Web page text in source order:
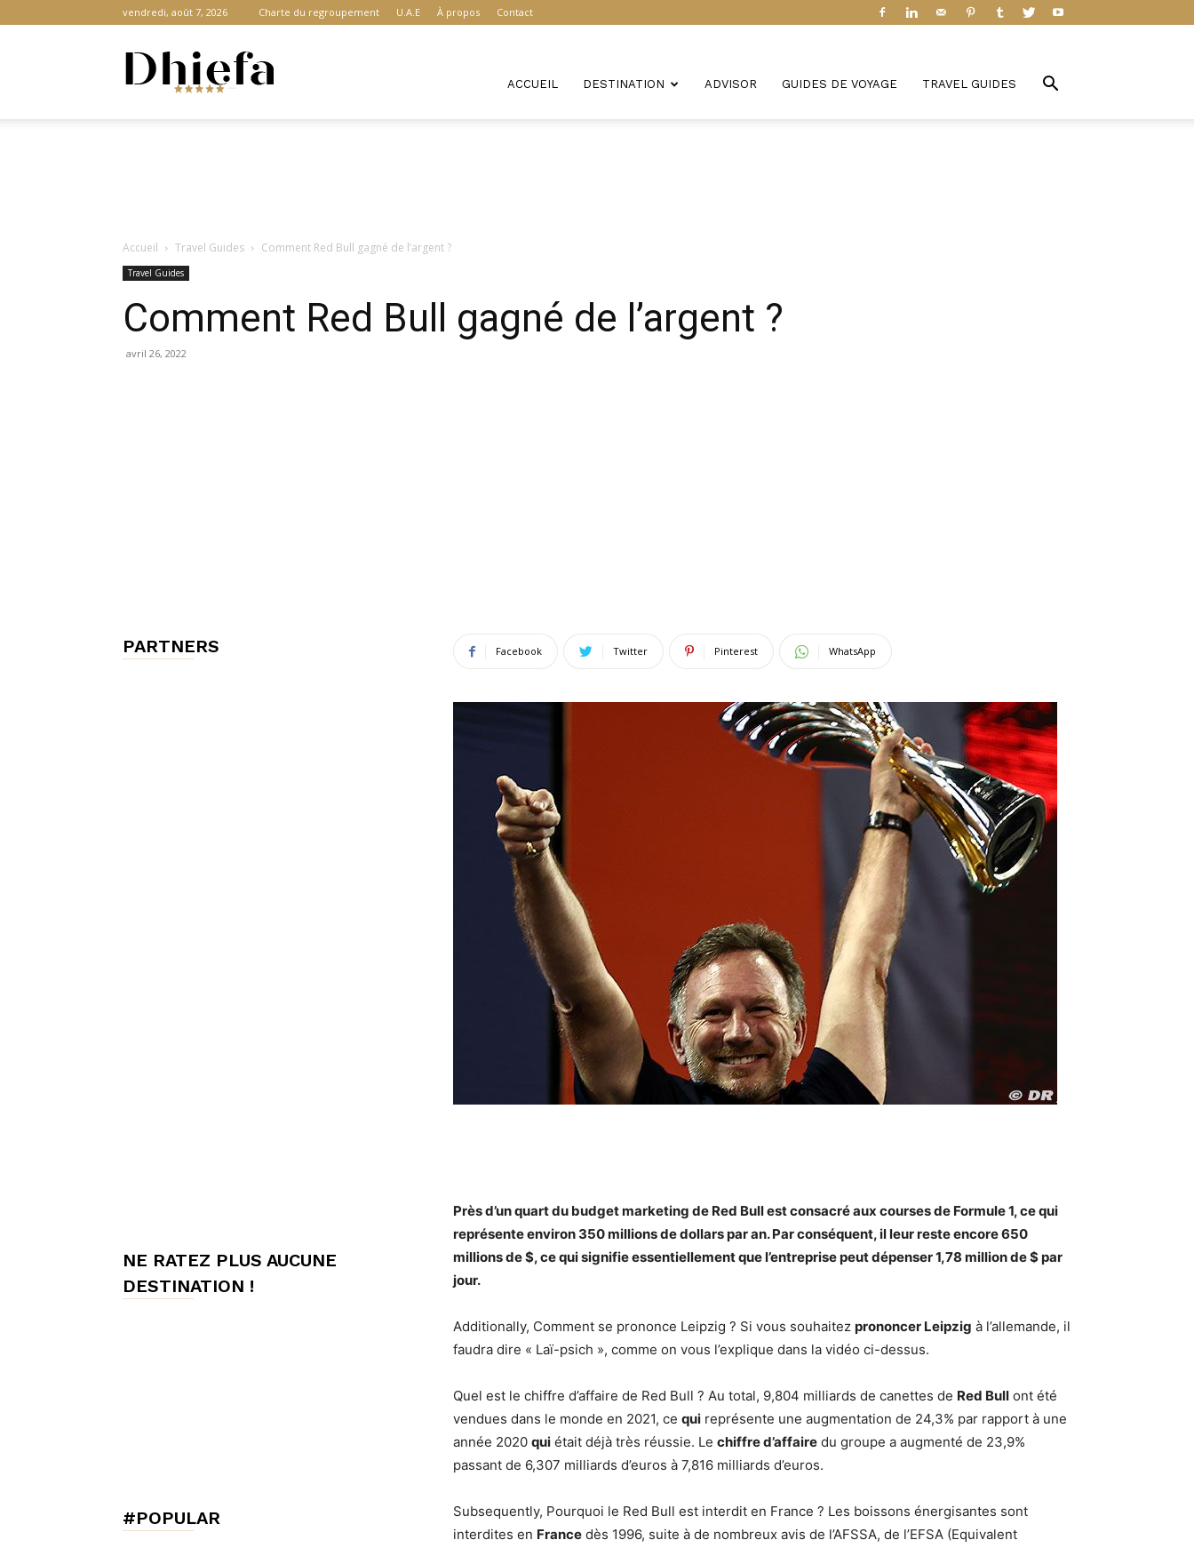
vendredi, août 7, 2026 Charte du regroupement U.A.E À propos Contact
ACCUEIL DESTINATION ADVISOR GUIDES DE VOYAGE TRAVEL GUIDES
Accueil Travel Guides Comment Red Bull gagné de l’argent ?
Travel Guides
Comment Red Bull gagné de l’argent ?
avril 26, 2022
Facebook Twitter Pinterest WhatsApp
Près d’un quart du budget marketing de Red Bullest consacré aux courses de Formule 1, ce qui
représente environ 350 millions de dollars par an. Par conséquent, il leur reste encore 650
millions de $, ce qui signifie essentiellement que l’entreprise peut dépenser 1,78 million de $ par
jour.
Additionally, Comment se prononce Leipzig ? Si vous souhaitez prononcer Leipzig à l’allemande, il
faudra dire « Laï-psich », comme on vous l’explique dans la vidéo ci-dessus.
Quel est le chiffre d’affaire de Red Bull ? Au total, 9,804 milliards de canettes de Red Bull ont été
vendues dans le monde en 2021, ce qui représente une augmentation de 24,3% par rapport à une
année 2020 qui était déjà très réussie. Le chiffre d’affaire du groupe a augmenté de 23,9%
passant de 6,307 milliards d’euros à 7,816 milliards d’euros.
Subsequently, Pourquoi le Red Bull est interdit en France ? Les boissons énergisantes sont
interdites en France dès 1996, suite à de nombreux avis de l’AFSSA, de l’EFSA (Equivalent
PARTNERS
NE RATEZ PLUS AUCUNE
DESTINATION !
#POPULAR